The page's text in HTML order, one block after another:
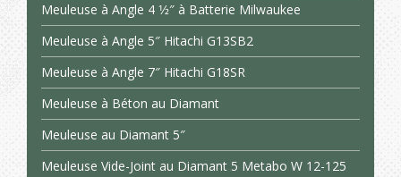
Meuleuse à Angle 4 1⁄2″ à Batterie Milwaukee
Meuleuse à Angle 5″ Hitachi G13SB2
Meuleuse à Angle 7″ Hitachi G18SR
Meuleuse à Béton au Diamant
Meuleuse au Diamant 5″
Meuleuse Vide-Joint au Diamant 5 Metabo W 12-125